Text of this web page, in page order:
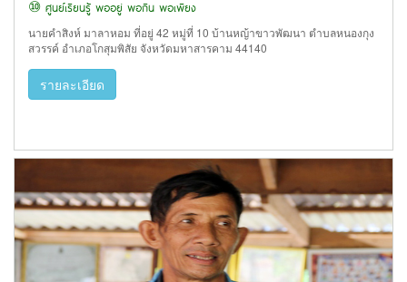
⑩ ศูนย์เรียนรู้ พออยู่ พอกิน พอเพียง
นายคำสิงห์ มาลาหอม ที่อยู่ 42 หมู่ที่ 10 บ้านหญ้าขาวพัฒนา ตำบลหนองกุง
สวรรค์ อำเภอโกสุมพิสัย จังหวัดมหาสารคาม 44140
รายละเอียด